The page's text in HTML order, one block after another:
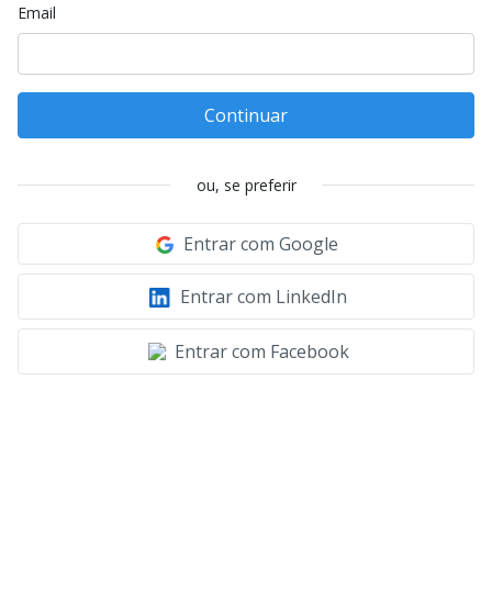
Email
Continuar
ou, se preferir
Entrar com Google
Entrar com LinkedIn
Entrar com Facebook